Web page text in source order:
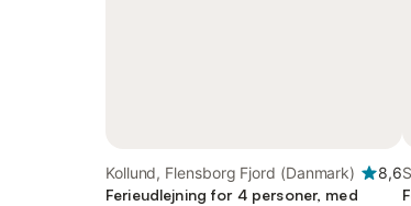
Kollund, Flensborg Fjord (Danmark)
8,6
Ferieudlejning for 4 personer, med